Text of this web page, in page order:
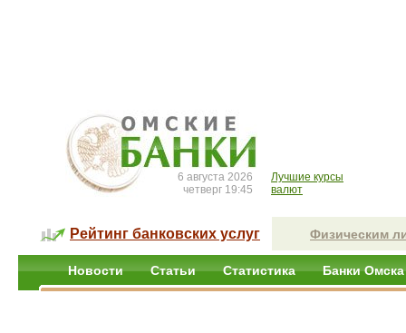
6 августа 2026
четверг 19:45
Лучшие курсы
валют
Рейтинг банковских услуг Физическим
Новости Статьи Статистика Банки Омска